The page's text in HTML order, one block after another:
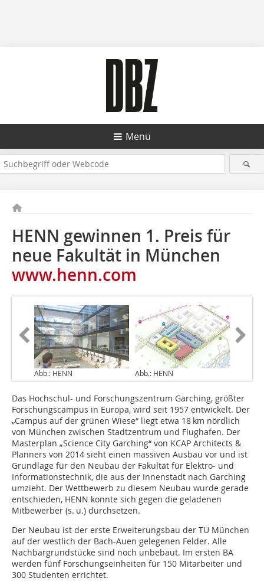
Menü
HENN gewinnen 1. Preis für
neue Fakultät in München
www.henn.com
Abb.: HENN Abb.: HENN
Das Hochschul- und Forschungszentrum Garching, größter
Forschungscampus in Europa, wird seit 1957 entwickelt. Der
„Campus auf der grünen Wiese“ liegt etwa 18 km nördlich
von München zwischen Stadtzentrum und Flughafen. Der
Masterplan „Science City Garching“ von KCAP Architects &
Planners von 2014 sieht einen massiven Ausbau vor und ist
Grundlage für den Neubau der Fakultät für Elektro- und
Informationstechnik, die aus der Innenstadt nach Garching
umzieht. Der Wettbewerb zu diesem Neubau wurde gerade
entschieden, HENN konnte sich gegen die geladenen
Mitbewerber (s. u.) durchsetzen.
Der Neubau ist der erste Erweiterungsbau der TU München
auf der westlich der Bach-Auen gelegenen Felder. Alle
Nachbargrundstücke sind noch unbebaut. Im ersten BA
werden fünf Forschungseinheiten für 150 Mitarbeiter und
300 Studen­ten errichtet.